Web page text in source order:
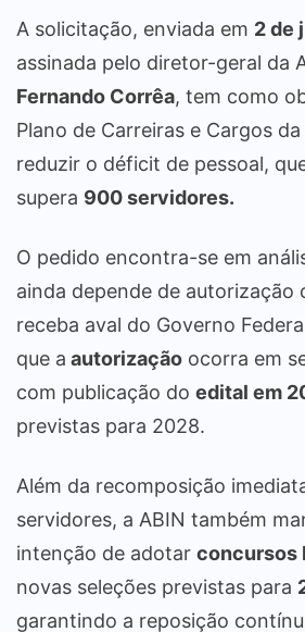
A solicitação, enviada em 2 de
assinada pelo diretor-geral da
Fernando Corrêa, tem como
Plano de Carreiras e Cargos
reduzir o déficit de pessoal,
supera 900 servidores.
O pedido encontra-se em
ainda depende de autorização
receba aval do Governo
que a autorização ocorra em
com publicação do edital em
previstas para 2028.
Além da recomposição
servidores, a ABIN também
intenção de adotar concursos
novas seleções previstas para
garantindo a reposição